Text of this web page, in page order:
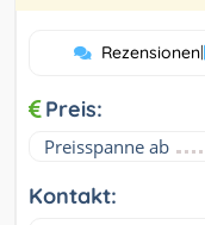
Rezensionen|
Preis:
Preisspanne ab
Kontakt: